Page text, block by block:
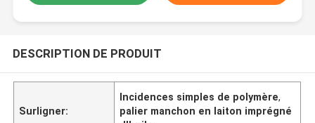
DESCRIPTION DE PRODUIT
Surligner:
Incidences simples de polymère,
palier manchon en laiton imprégné